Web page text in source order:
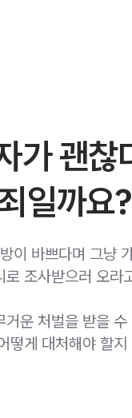
가 괜찮
일까요?
이 바쁘다며 그냥
조사받으러 오라
운 처벌을 받을
떻게 대처해야 할지